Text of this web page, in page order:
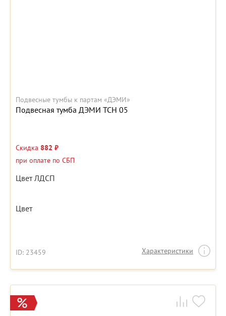
Подвесные тумбы к партам «ДЭМИ»
Подвесная тумба ДЭМИ ТСН 05
Скидка 882 ₽
при оплате по СБП
Цвет ЛДСП
Цвет
ID: 23459 Характеристики